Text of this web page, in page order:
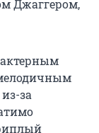
Джаггером,
за